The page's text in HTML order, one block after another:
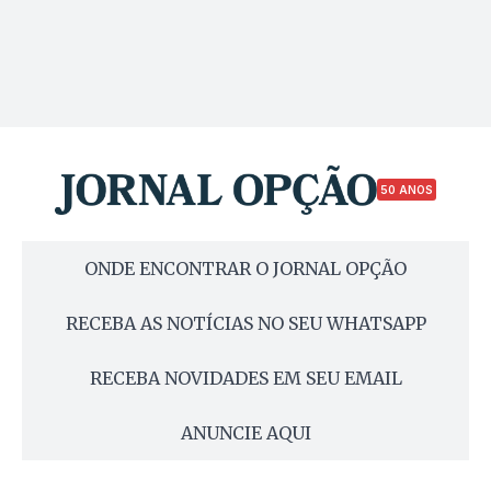
50 ANOS
ONDE ENCONTRAR O JORNAL OPÇÃO
RECEBA AS NOTÍCIAS NO SEU WHATSAPP
RECEBA NOVIDADES EM SEU EMAIL
ANUNCIE AQUI